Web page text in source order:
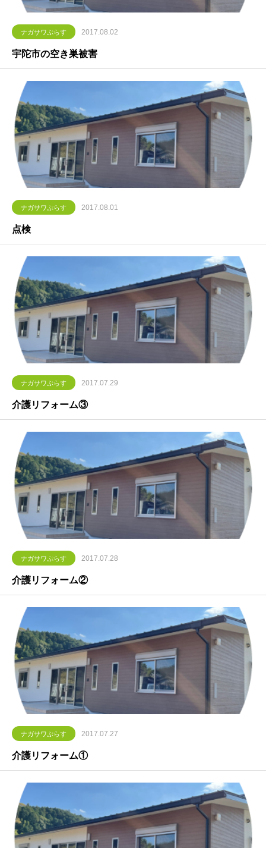
ナガサワぷらす 2017.08.02
宇陀市の空き巣被害
ナガサワぷらす 2017.08.01
点検
ナガサワぷらす 2017.07.29
介護リフォーム③
ナガサワぷらす 2017.07.28
介護リフォーム②
ナガサワぷらす 2017.07.27
介護リフォーム①